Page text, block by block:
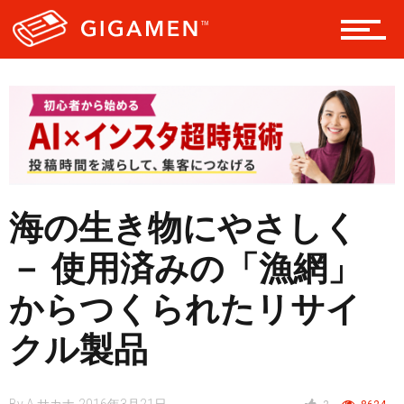
ヘルス・健康
スタイル
仮想通貨
スマートフォン
海の生き物にやさしく
－ 使用済みの「漁網」
からつくられたリサイ
クル製品